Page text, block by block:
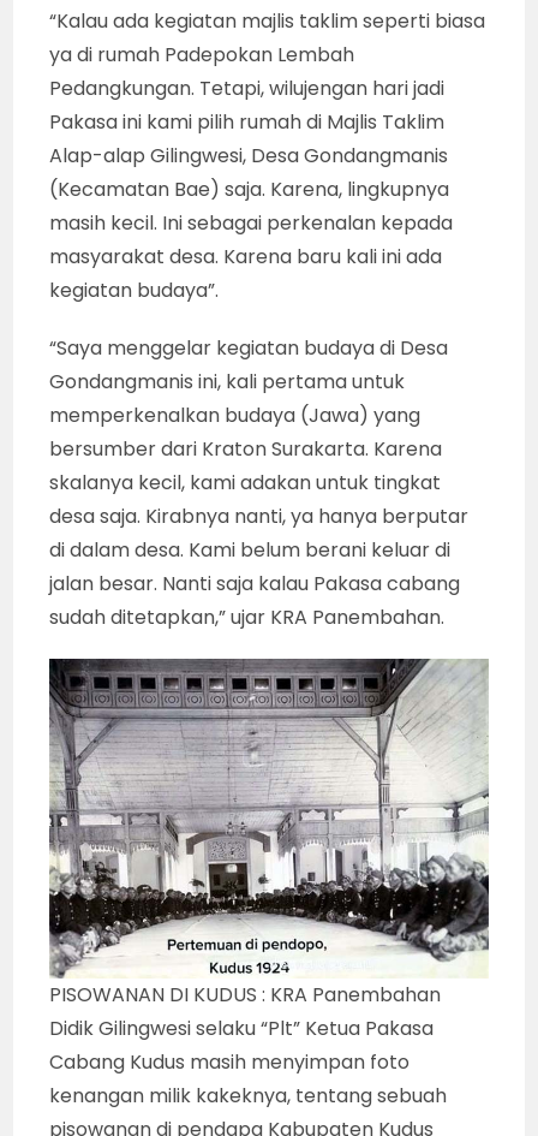
“Kalau ada kegiatan majlis taklim seperti biasa
ya di rumah Padepokan Lembah
Pedangkungan. Tetapi, wilujengan hari jadi
Pakasa ini kami pilih rumah di Majlis Taklim
Alap-alap Gilingwesi, Desa Gondangmanis
(Kecamatan Bae) saja. Karena, lingkupnya
masih kecil. Ini sebagai perkenalan kepada
masyarakat desa. Karena baru kali ini ada
kegiatan budaya”.
“Saya menggelar kegiatan budaya di Desa
Gondangmanis ini, kali pertama untuk
memperkenalkan budaya (Jawa) yang
bersumber dari Kraton Surakarta. Karena
skalanya kecil, kami adakan untuk tingkat
desa saja. Kirabnya nanti, ya hanya berputar
di dalam desa. Kami belum berani keluar di
jalan besar. Nanti saja kalau Pakasa cabang
sudah ditetapkan,” ujar KRA Panembahan.
PISOWANAN DI KUDUS : KRA Panembahan
Didik Gilingwesi selaku “Plt” Ketua Pakasa
Cabang Kudus masih menyimpan foto
kenangan milik kakeknya, tentang sebuah
pisowanan di pendapa Kabupaten Kudus